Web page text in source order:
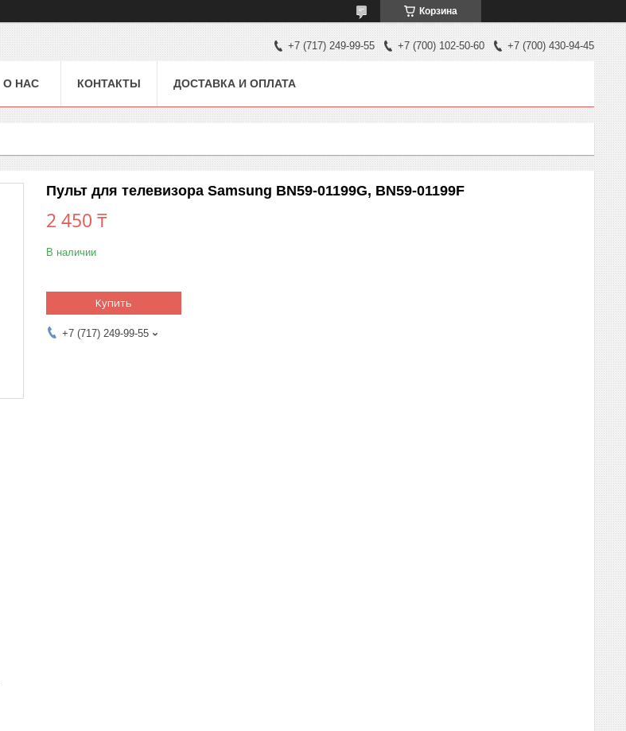
Корзина
+7 (717) 249-99-55 +7 (700) 102-50-60 +7 (700) 430-94-45
О НАС КОНТАКТЫ ДОСТАВКА И ОПЛАТА
Пульт для телевизора Samsung BN59-01199G, BN59-01199F
2 450 ₸
В наличии
Купить
+7 (717) 249-99-55